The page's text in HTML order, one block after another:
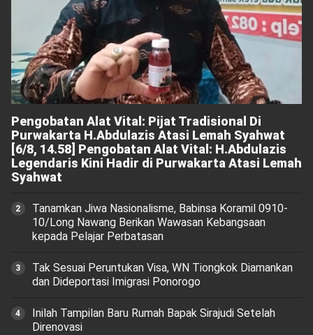
Pengobatan Alat Vital: Pijat Tradisional Di
Purwakarta H.Abdulazis Atasi Lemah Syahwat
[6/8, 14.58] Pengobatan Alat Vital: H.Abdulazis
Legendaris Kini Hadir di Purwakarta Atasi Lemah
Syahwat
Tanamkan Jiwa Nasionalisme, Babinsa Koramil 0910-
10/Long Nawang Berikan Wawasan Kebangsaan
kepada Pelajar Perbatasan
Tak Sesuai Peruntukan Visa, WN Tiongkok Diamankan
dan Dideportasi Imigrasi Ponorogo
Inilah Tampilan Baru Rumah Bapak Sirajudi Setelah
Direnovasi